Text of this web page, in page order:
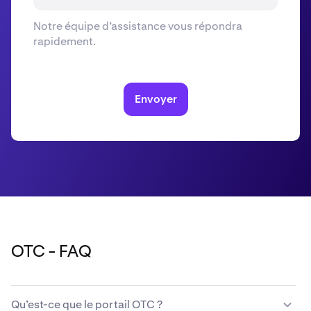
Notre équipe d’assistance vous répondra
rapidement.
Envoyer
OTC - FAQ
Qu’est-ce que le portail OTC ?